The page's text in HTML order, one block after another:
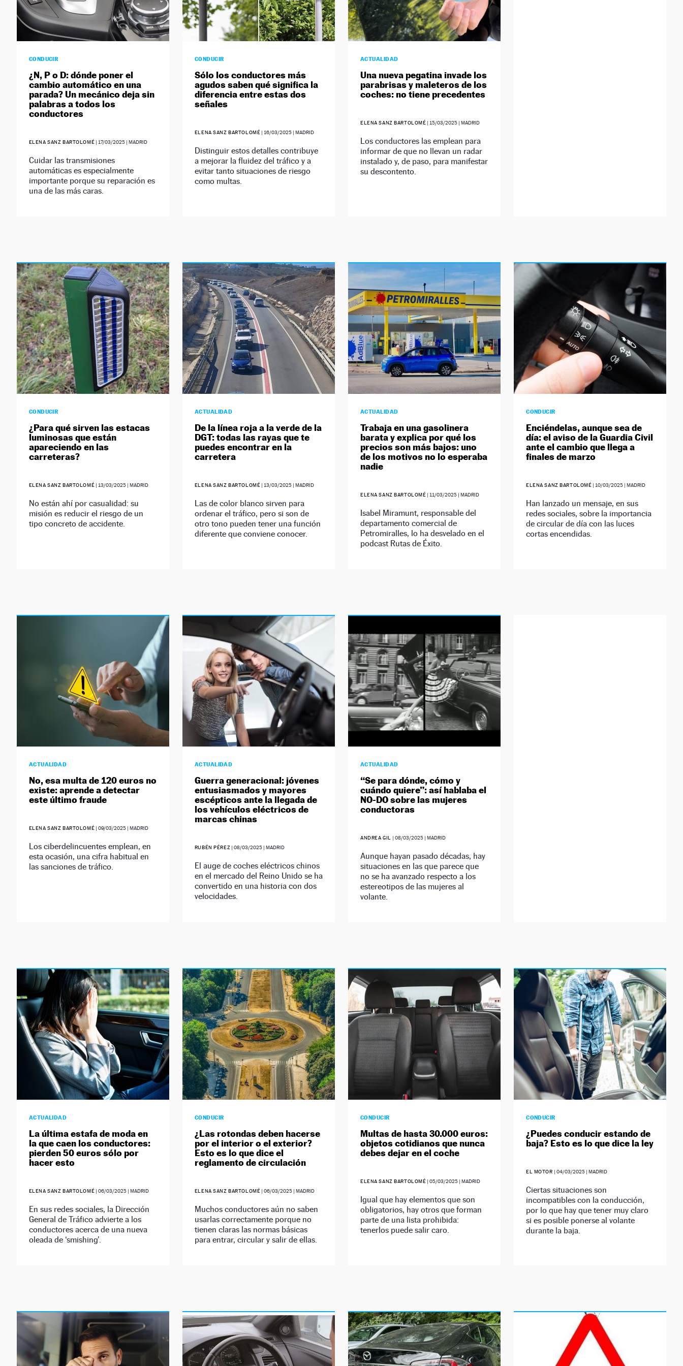
CONDUCIR
¿N, P o D: dónde poner el
cambio automático en una
parada? Un mecánico deja sin
palabras a todos los
conductores
ELENA SANZ BARTOLOMÉ | 17/03/2025 | MADRID
Cuidar las transmisiones
automáticas es especialmente
importante porque su reparación es
una de las más caras.
CONDUCIR
Sólo los conductores más
agudos saben qué significa la
diferencia entre estas dos
señales
ELENA SANZ BARTOLOMÉ | 16/03/2025 | MADRID
Distinguir estos detalles contribuye
a mejorar la fluidez del tráfico y a
evitar tanto situaciones de riesgo
como multas.
ACTUALIDAD
Una nueva pegatina invade los
parabrisas y maleteros de los
coches: no tiene precedentes
ELENA SANZ BARTOLOMÉ | 15/03/2025 | MADRID
Los conductores las emplean para
informar de que no llevan un radar
instalado y, de paso, para manifestar
su descontento.
CONDUCIR
¿Para qué sirven las estacas
luminosas que están
apareciendo en las
carreteras?
ELENA SANZ BARTOLOMÉ | 13/03/2025 | MADRID
No están ahí por casualidad: su
misión es reducir el riesgo de un
tipo concreto de accidente.
ACTUALIDAD
De la línea roja a la verde de la
DGT: todas las rayas que te
puedes encontrar en la
carretera
ELENA SANZ BARTOLOMÉ | 13/03/2025 | MADRID
Las de color blanco sirven para
ordenar el tráfico, pero si son de
otro tono pueden tener una función
diferente que conviene conocer.
ACTUALIDAD
Trabaja en una gasolinera
barata y explica por qué los
precios son más bajos: uno
de los motivos no lo esperaba
nadie
ELENA SANZ BARTOLOMÉ | 11/03/2025 | MADRID
Isabel Miramunt, responsable del
departamento comercial de
Petromiralles, lo ha desvelado en el
podcast Rutas de Éxito.
CONDUCIR
Enciéndelas, aunque sea de
día: el aviso de la Guardia Civil
ante el cambio que llega a
finales de marzo
ELENA SANZ BARTOLOMÉ | 10/03/2025 | MADRID
Han lanzado un mensaje, en sus
redes sociales, sobre la importancia
de circular de día con las luces
cortas encendidas.
ACTUALIDAD
No, esa multa de 120 euros no
existe: aprende a detectar
este último fraude
ELENA SANZ BARTOLOMÉ |09/03/2025 | MADRID
Los ciberdelincuentes emplean, en
esta ocasión, una cifra habitual en
las sanciones de tráfico.
ACTUALIDAD
Guerra generacional: jóvenes
entusiasmados y mayores
escépticos ante la llegada de
los vehículos eléctricos de
marcas chinas
RUBÉN PÉREZ |08/03/2025 | MADRID
El auge de coches eléctricos chinos
en el mercado del Reino Unido se ha
convertido en una historia con dos
velocidades.
ACTUALIDAD
“Se para dónde, cómo y
cuándo quiere”: así hablaba el
NO-DO sobre las mujeres
conductoras
ANDREA GIL | 08/03/2025| MADRID
Aunque hayan pasado décadas, hay
situaciones en las que parece que
no se ha avanzado respecto a los
estereotipos de las mujeres al
volante.
ACTUALIDAD
La última estafa de moda en
la que caen los conductores:
pierden 50 euros sólo por
hacer esto
ELENA SANZ BARTOLOMÉ |06/03/2025 | MADRID
En sus redes sociales, la Dirección
General de Tráfico advierte a los
conductores acerca de una nueva
oleada de ‘smishing’.
CONDUCIR
¿Las rotondas deben hacerse
por el interior o el exterior?
Esto es lo que dice el
reglamento de circulación
ELENA SANZ BARTOLOMÉ |06/03/2025 | MADRID
Muchos conductores aún no saben
usarlas correctamente porque no
tienen claras las normas básicas
para entrar, circular y salir de ellas.
CONDUCIR
Multas de hasta 30.000 euros:
objetos cotidianos que nunca
debes dejar en el coche
ELENA SANZ BARTOLOMÉ |05/03/2025 | MADRID
Igual que hay elementos que son
obligatorios, hay otros que forman
parte de una lista prohibida:
tenerlos puede salir caro.
CONDUCIR
¿Puedes conducir estando de
baja? Esto es lo que dice la ley
EL MOTOR | 04/03/2025| MADRID
Ciertas situaciones son
incompatibles con la conducción,
por lo que hay que tener muy claro
si es posible ponerse al volante
durante la baja.